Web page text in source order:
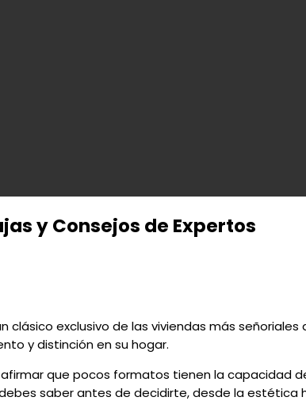
y Consejos de Expertos
clásico exclusivo de las viviendas más
y distinción en su hogar.
que pocos formatos tienen la capacidad
saber antes de decidirte, desde la